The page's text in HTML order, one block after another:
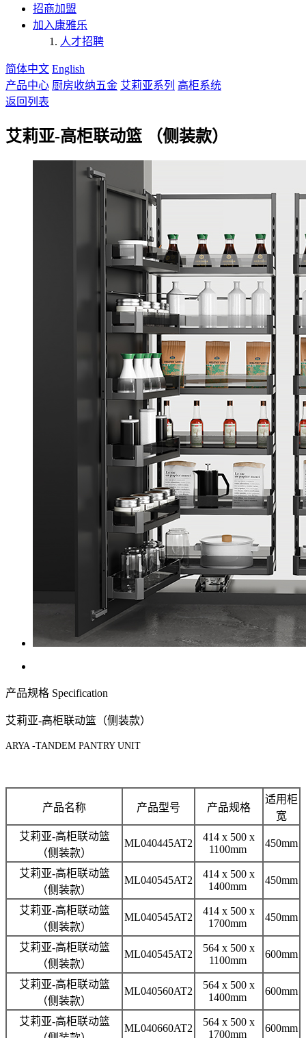
招商加盟
加入康雅乐
人才招聘
简体中文 English
产品中心 厨房收纳五金 艾莉亚系列 高柜系统
返回列表
艾莉亚-高柜联动篮 （侧装款）
产品规格 Specification
艾莉亚-高柜联动篮（侧装款）
ARYA -TANDEM PANTRY UNIT
产品名称 产品型号 产品规格
适用柜
宽
艾莉亚-高柜联动篮
（侧装款）
ML040445AT2
414 x 500 x
1100mm
450mm
艾莉亚-高柜联动篮
（侧装款）
ML040545AT2
414 x 500 x
1400mm
450mm
艾莉亚-高柜联动篮
（侧装款）
ML040545AT2
414 x 500 x
1700mm
450mm
艾莉亚-高柜联动篮
（侧装款）
ML040545AT2
564 x 500 x
1100mm
600mm
艾莉亚-高柜联动篮
（侧装款）
ML040560AT2
564 x 500 x
1400mm
600mm
艾莉亚-高柜联动篮
ML040660AT2
564 x 500 x
1700mm
600mm